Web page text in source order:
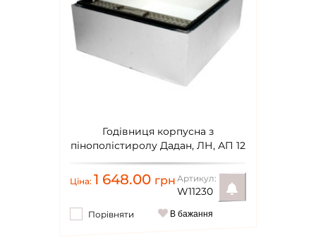
Годівниця корпусна з
пінополістиролу Дадан, ЛН, АП 12
рамок-нефарбована
Ціна: 1 648.00 грн Артикул:
W11230
Порівняти В бажання